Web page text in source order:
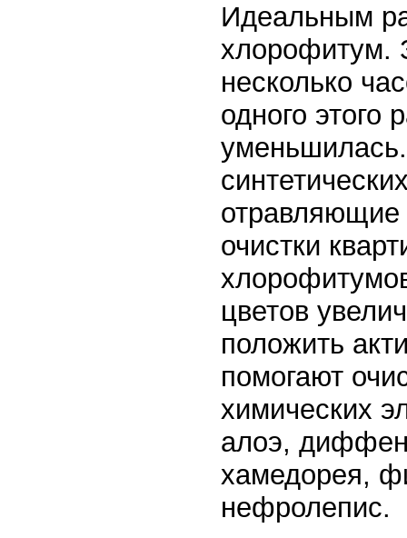
Идеальным
хлорофитум.
несколько
одного этого
уменьшилась.
очистки
цветов
положить
помогают
химических
алоэ,
хамедорея,
нефролепис.